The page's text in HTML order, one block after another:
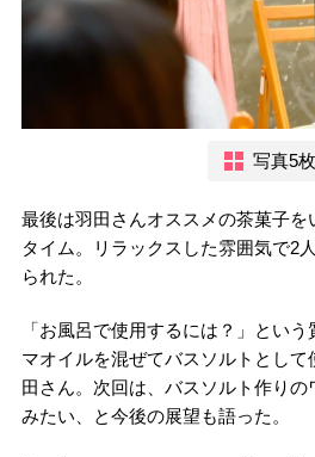
写真5枚
最後は羽田さんオススメの茶菓子を
タイム。リラックスした雰囲気で2
られた。
「お風呂で使用するには？」とい
マオイルを混ぜてバスソルトとして
田さん。次回は、バスソルト作りの
みたい、と今後の展望も語った。